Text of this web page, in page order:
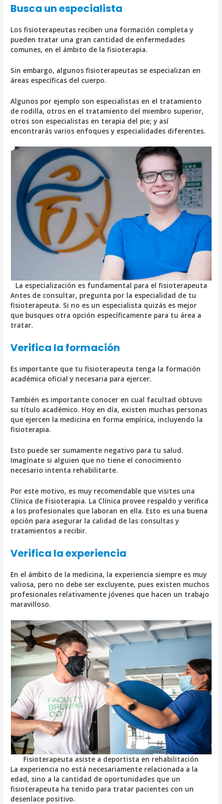
Busca un especialista
Los fisioterapeutas reciben una formación completa y
pueden tratar una gran cantidad de enfermedades
comunes, en el ámbito de la fisioterapia.
Sin embargo, algunos fisioterapeutas se especializan en
áreas específicas del cuerpo.
Algunos por ejemplo son especialistas en el tratamiento
de rodilla, otros en el tratamiento del miembro superior,
otros son especialistas en terapia del pie; y así
encontrarás varios enfoques y especialidades diferentes.
La especialización es fundamental para el fisioterapeuta
Antes de consultar, pregunta por la especialidad de tu
fisioterapeuta. Si no es un especialista quizás es mejor
que busques otra opción específicamente para tu área a
tratar.
Verifica la formación
Es importante que tu fisioterapeuta tenga la formación
académica oficial y necesaria para ejercer.
También es importante conocer en cual facultad obtuvo
su título académico. Hoy en día, existen muchas personas
que ejercen la medicina en forma empírica, incluyendo la
fisioterapia.
Esto puede ser sumamente negativo para tu salud.
Imagínate si alguien que no tiene el conocimiento
necesario intenta rehabilitarte.
Por este motivo, es muy recomendable que visites una
Clínica de Fisioterapia. La Clínica provee respaldo y verifica
a los profesionales que laboran en ella. Esto es una buena
opción para asegurar la calidad de las consultas y
tratamientos a recibir.
Verifica la experiencia
En el ámbito de la medicina, la experiencia siempre es muy
valiosa, pero no debe ser excluyente, pues existen muchos
profesionales relativamente jóvenes que hacen un trabajo
maravilloso.
Fisioterapeuta asiste a deportista en rehabilitación
La experiencia no está necesariamente relacionada a la
edad, sino a la cantidad de oportunidades que un
fisioterapeuta ha tenido para tratar pacientes con un
desenlace positivo.